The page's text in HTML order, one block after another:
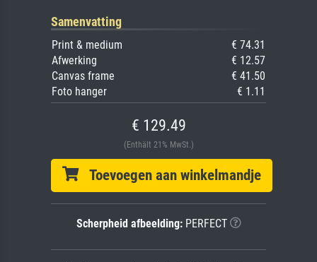
Samenvatting
Print & medium
€ 74.31
Afwerking
€ 12.57
Canvas frame
€ 41.50
Foto hanger
€ 1.11
€ 129.49
(Enthält 21% MwSt.)
Toevoegen aan winkelmandje
Scherpheid afbeelding:PERFECT